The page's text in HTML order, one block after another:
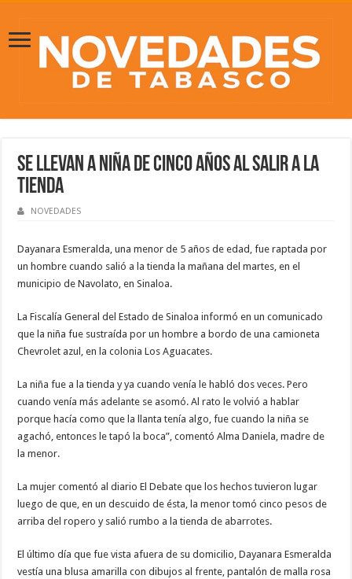
Se llevan a niña de cinco años al salir a la
tienda
NOVEDADES
Dayanara Esmeralda, una menor de 5 años de edad, fue raptada por
un hombre cuando salió a la tienda la mañana del martes, en el
municipio de Navolato, en Sinaloa.
La Fiscalía General del Estado de Sinaloa informó en un comunicado
que la niña fue sustraída por un hombre a bordo de una camioneta
Chevrolet azul, en la colonia Los Aguacates.
La niña fue a la tienda y ya cuando venía le habló dos veces. Pero
cuando venía más adelante se asomó. Al rato le volvió a hablar
porque hacía como que la llanta tenía algo, fue cuando la niña se
agachó, entonces le tapó la boca”, comentó Alma Daniela, madre de
la menor.
La mujer comentó al diario El Debate que los hechos tuvieron lugar
luego de que, en un descuido de ésta, la menor tomó cinco pesos de
arriba del ropero y salió rumbo a la tienda de abarrotes.
El último día que fue vista afuera de su domicilio, Dayanara Esmeralda
vestía una blusa amarilla con dibujos al frente, pantalón de malla rosa